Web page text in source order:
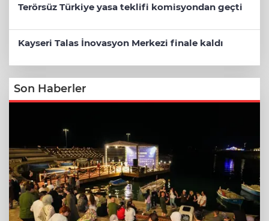
Terörsüz Türkiye yasa teklifi komisyondan geçti
Kayseri Talas İnovasyon Merkezi finale kaldı
Son Haberler